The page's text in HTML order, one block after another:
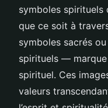
symboles spirituels
que ce soit à
symboles sacrés
spirituels —
spirituel. Ces
valeurs